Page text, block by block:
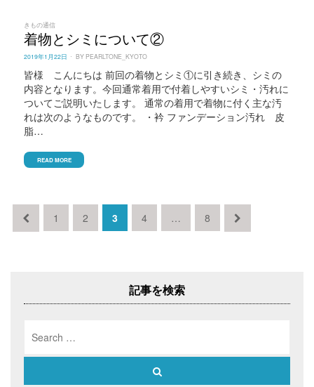
きもの通信
着物とシミについて②
POSTED
2019年1月22日 BY PEARLTONE_KYOTO
皆様 こんにちは 前回の着物とシミ①に引き続き、シミの
内容となります。今回通常着用で付着しやすいシミ・汚れに
ついてご説明いたします。 通常の着用で着物に付く主な汚
れは次のようなものです。 ・衿 ファンデーション汚れ 皮
脂…
READ MORE
投
稿
PREVIOUS
PAGE
PAGE
1 PAGE
2 PAGE
3 PAGE
4 … PAGE
8
NEXT
PAGE
記事を検索
for: